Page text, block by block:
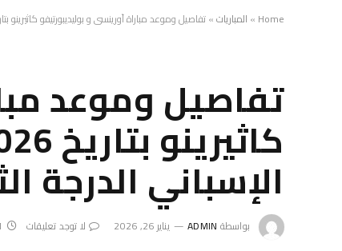
Home
» المباريات»تفاصيل وموعد مباراة أورينسي و بوليديبورتيفو كاثيرينو بتاريخ 2026-01-25 في دوري إسبانيا, الدوري الإسباني الدرجة
تفاصيل وموعد
الإسباني الدرجة
بواسطة ADMIN يناير 26, 2026 لا توجد تعليقات 1